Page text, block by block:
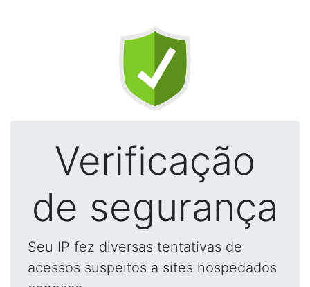
Verificação
de segurança
Seu IP fez diversas tentativas de
acessos suspeitos a sites hospedados